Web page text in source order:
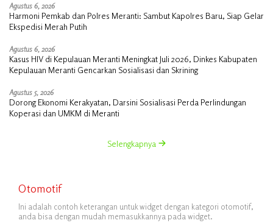
Agustus 6, 2026
Harmoni Pemkab dan Polres Meranti: Sambut Kapolres Baru, Siap Gelar
Ekspedisi Merah Putih
Agustus 6, 2026
Kasus HIV di Kepulauan Meranti Meningkat Juli 2026, Dinkes Kabupaten
Kepulauan Meranti Gencarkan Sosialisasi dan Skrining
Agustus 5, 2026
Dorong Ekonomi Kerakyatan, Darsini Sosialisasi Perda Perlindungan
Koperasi dan UMKM di Meranti
Selengkapnya
Otomotif
Ini adalah contoh keterangan untuk widget dengan kategori otomotif,
anda bisa dengan mudah memasukkannya pada widget.